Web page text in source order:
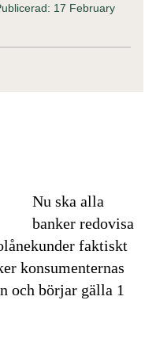
17 February
Nu ska alla
banker redovisa
faktiskt
konsumenternas
och börjar gälla 1